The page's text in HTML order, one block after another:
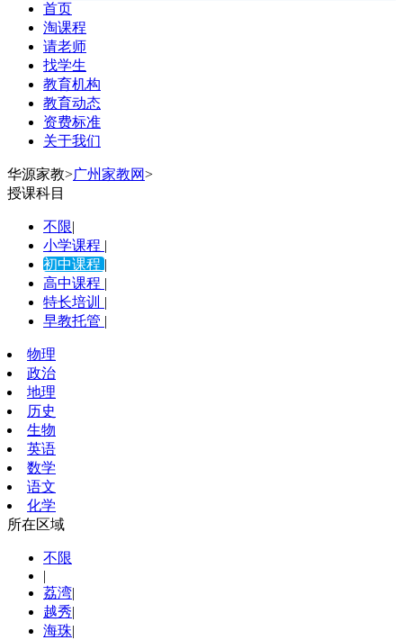
首页
淘课程
请老师
找学生
教育机构
教育动态
资费标准
关于我们
华源家教>广州家教网>
授课科目
不限|
小学课程 |
初中课程|
高中课程 |
特长培训 |
早教托管 |
物理
政治
地理
历史
生物
英语
数学
语文
化学
所在区域
不限
|
荔湾|
越秀|
海珠|